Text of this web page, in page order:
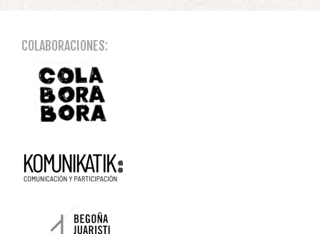
COLABORACIONES: